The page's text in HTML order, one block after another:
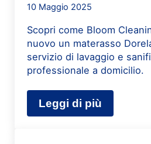
10 Maggio 2025
Scopri come Bloom
nuovo un materasso
servizio di lavaggio e
professionale a domicilio.
Leggi di più
Lavaggio